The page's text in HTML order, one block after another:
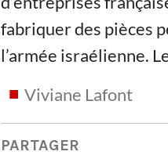
fabriquer des pièces
l’armée israélienne.
Viviane Lafont
PARTAGER